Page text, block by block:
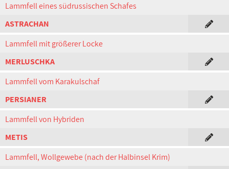
Lammfell eines südrussischen Schafes
ASTRACHAN
Lammfell mit größerer Locke
MERLUSCHKA
Lammfell vom Karakulschaf
PERSIANER
Lammfell von Hybriden
METIS
Lammfell, Wollgewebe (nach der Halbinsel Krim)